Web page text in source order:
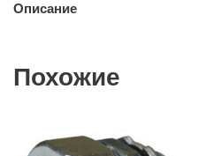
Описание
Похожие